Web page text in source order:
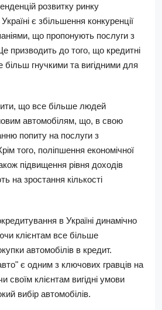
розвитку ринку
є збільшення конкуренції
що пропонують послуги з
призводить до того, що кредитні
більш гнучкими та вигідними для
що все більше людей
автомобілям, що, в свою
попиту на послуги з
того, поліпшення економічної
підвищення рівня доходів
на зростання кількості
в Україні динамічно
клієнтам все більше
автомобілів в кредит.
є одним з ключових гравців на
своїм клієнтам вигідні умови
вибір автомобілів.